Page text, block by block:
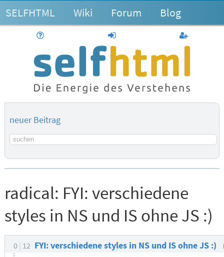
SELFHTML Wiki Forum Blog
anmelden
neuer Beitrag
Suchbegriff
radical: FYI: verschiedene
styles in NS und IS ohne JS :)
0 12 FYI: verschiedene styles in NS und IS ohne JS :)